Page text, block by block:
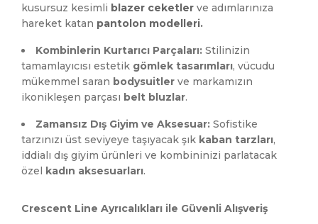
kusursuz kesimli blazer ceketler ve adımlarınıza
hareket katan pantolon modelleri.
Kombinlerin Kurtarıcı Parçaları: Stilinizin
tamamlayıcısı estetik gömlek tasarımları, vücudu
mükemmel saran bodysuitler ve markamızın
ikonikleşen parçası belt bluzlar.
Zamansız Dış Giyim ve Aksesuar: Sofistike
tarzınızı üst seviyeye taşıyacak şık kaban tarzları,
iddialı dış giyim ürünleri ve kombininizi parlatacak
özel kadın aksesuarları.
Crescent Line Ayrıcalıkları ile Güvenli Alışveriş